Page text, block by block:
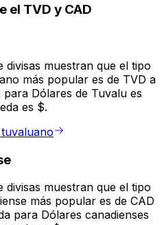
el TVD y CAD
divisas muestran que el tipo
más popular es de TVD a
para Dólares de Tuvalu es
es $.
divisas muestran que el tipo
más popular es de CAD
para Dólares canadienses